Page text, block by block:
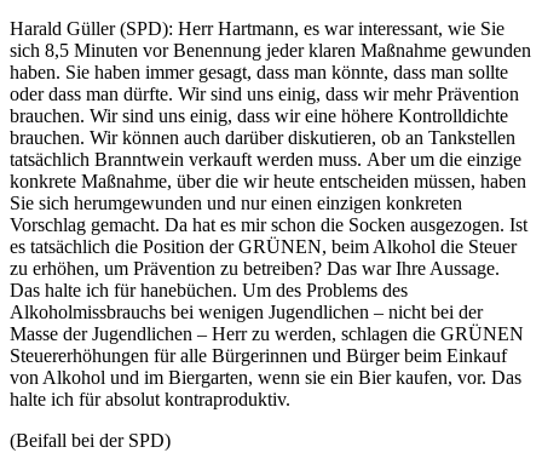
Harald Güller (SPD): Herr Hartmann, es war interessant, wie Sie
sich 8,5 Minuten vor Benennung jeder klaren Maßnahme gewunden
haben. Sie haben immer gesagt, dass man könnte, dass man sollte
oder dass man dürfte. Wir sind uns einig, dass wir mehr Prävention
brauchen. Wir sind uns einig, dass wir eine höhere Kontrolldichte
brauchen. Wir können auch darüber diskutieren, ob an Tankstellen
tatsächlich Branntwein verkauft werden muss. Aber um die einzige
konkrete Maßnahme, über die wir heute entscheiden müssen, haben
Sie sich herumgewunden und nur einen einzigen konkreten
Vorschlag gemacht. Da hat es mir schon die Socken ausgezogen. Ist
es tatsächlich die Position der GRÜNEN, beim Alkohol die Steuer
zu erhöhen, um Prävention zu betreiben? Das war Ihre Aussage.
Das halte ich für hanebüchen. Um des Problems des
Alkoholmissbrauchs bei wenigen Jugendlichen – nicht bei der
Masse der Jugendlichen – Herr zu werden, schlagen die GRÜNEN
Steuererhöhungen für alle Bürgerinnen und Bürger beim Einkauf
von Alkohol und im Biergarten, wenn sie ein Bier kaufen, vor. Das
halte ich für absolut kontraproduktiv.
(Beifall bei der SPD)